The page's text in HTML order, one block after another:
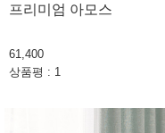
프리미엄 아모스
61,400
상품평 : 1